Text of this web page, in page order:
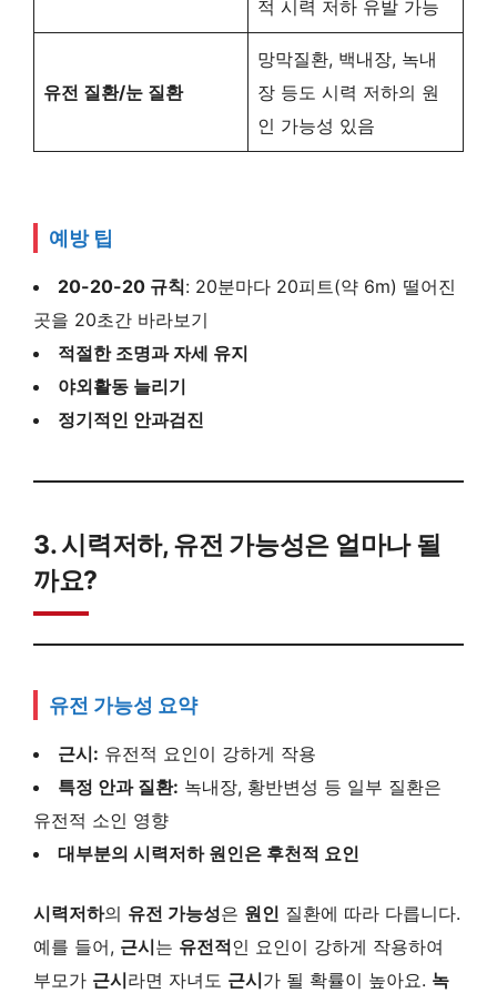
적 시력 저하 유발 가능
유전 질환/눈 질환
망막질환, 백내장, 녹내
장 등도 시력 저하의 원
인 가능성 있음
예방 팁
20-20-20 규칙: 20분마다 20피트(약 6m) 떨어진
곳을 20초간 바라보기
적절한 조명과 자세 유지
야외활동 늘리기
정기적인 안과검진
3. 시력저하, 유전 가능성은 얼마나 될
까요?
유전 가능성 요약
근시: 유전적 요인이 강하게 작용
특정 안과 질환: 녹내장, 황반변성 등 일부 질환은
유전적 소인 영향
대부분의 시력저하 원인은 후천적 요인
시력저하의 유전 가능성은 원인 질환에 따라 다릅니다.
예를 들어, 근시는 유전적인 요인이 강하게 작용하여
부모가 근시라면 자녀도 근시가 될 확률이 높아요. 녹